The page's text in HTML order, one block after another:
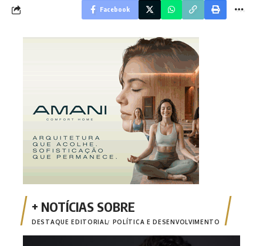
Facebook
DESTAQUE EDITORIAL POLÍTICA E DESENVOLVIMENTO